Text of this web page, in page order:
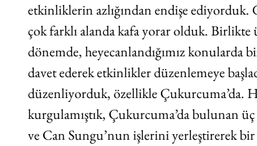
etkinliklerin azlığından endişe ediyorduk.
çok farklı alanda kafa yorar olduk.
dönemde, heyecanlandığımız konularda
davet ederek etkinlikler düzenlemeye
düzenliyorduk, özellikle Çukurcuma’da.
kurgulamıştık, Çukurcuma’da bulunan
ve Can Sungu’nun işlerini yerleştirerek